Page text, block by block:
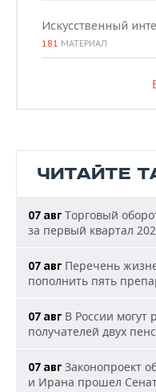
Искусственный
181 МАТЕРИАЛ
ЧИТАЙТЕ
07 авг Торговый
за первый квартал
07 авг Перечень
пополнить пять
07 авг В России
получателей двух
07 авг Законопроект
и Ирана прошел